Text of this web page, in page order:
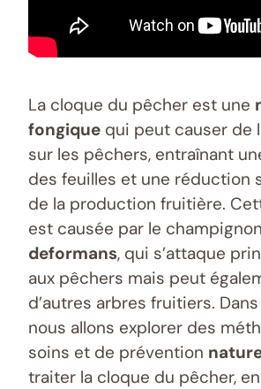
La cloque du pêcher est une
fongique qui peut causer de
sur les pêchers, entraînant
des feuilles et une réduction
de la production fruitière.
est causée par le champignon
deformans, qui s’attaque
aux pêchers mais peut
d’autres arbres fruitiers.
nous allons explorer des
soins et de prévention
traiter la cloque du pêcher,